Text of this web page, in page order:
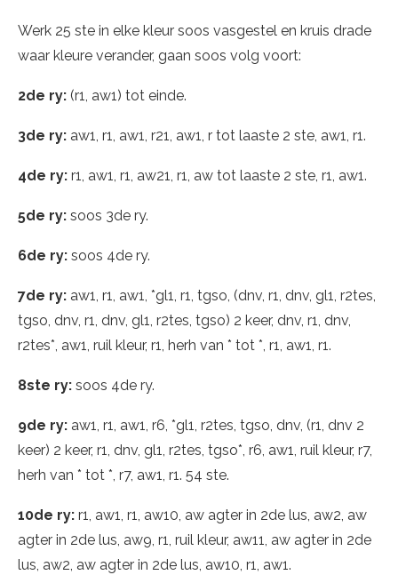
Werk 25 ste in elke kleur soos vasgestel en kruis drade
waar kleure verander, gaan soos volg voort:
2de ry: (r1, aw1) tot einde.
3de ry: aw1, r1, aw1, r21, aw1, r tot laaste 2 ste, aw1, r1.
4de ry: r1, aw1, r1, aw21, r1, aw tot laaste 2 ste, r1, aw1.
5de ry: soos 3de ry.
6de ry: soos 4de ry.
7de ry: aw1, r1, aw1, *gl1, r1, tgso, (dnv, r1, dnv, gl1, r2tes,
tgso, dnv, r1, dnv, gl1, r2tes, tgso) 2 keer, dnv, r1, dnv,
r2tes*, aw1, ruil kleur, r1, herh van * tot *, r1, aw1, r1.
8ste ry: soos 4de ry.
9de ry: aw1, r1, aw1, r6, *gl1, r2tes, tgso, dnv, (r1, dnv 2
keer) 2 keer, r1, dnv, gl1, r2tes, tgso*, r6, aw1, ruil kleur, r7,
herh van * tot *, r7, aw1, r1. 54 ste.
10de ry: r1, aw1, r1, aw10, aw agter in 2de lus, aw2, aw
agter in 2de lus, aw9, r1, ruil kleur, aw11, aw agter in 2de
lus, aw2, aw agter in 2de lus, aw10, r1, aw1.